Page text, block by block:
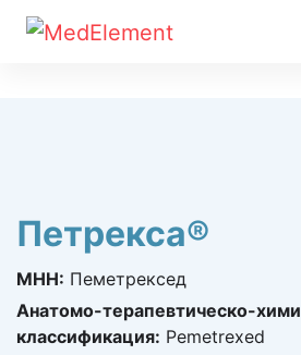
Петрекса®
МНН: Пеметрексед
Анатомо-терапевтическо-
классификация: Pemetrexed